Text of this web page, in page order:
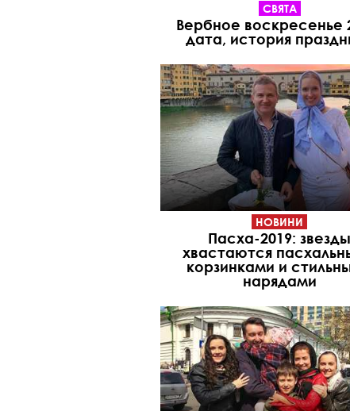
СВЯТА
Вербное воскресенье
дата, история
НОВИНИ
Пасха-2019: звезды
хвастаются
корзинками и
нарядами